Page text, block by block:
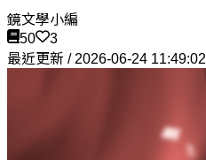
鏡文學小編
50
3
最近更新 / 2026-06-24 11:49:02